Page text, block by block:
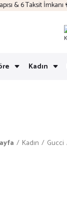
& 6 Taksit İmkanı 💳
Kadın
Kadın Gucci